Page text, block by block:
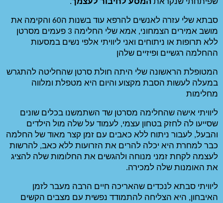
לעצמך.
סבתא שלי עזרה לאנשים להרפא עוד בשנות ה60 והקימה את
מושב אמירים הצמחוני, אמא שלי החלימה 3 פעמים מסרטן
ללא תרופות או ניתוחים ואני ליוויתי אלפי נשים במסעות
המטופלת הראשונה שלי היתה חולת סרטן שהחליטה להתגרש
במעלה לעשות הסבת מקצוע והיום היא מטפלת ומלווה
ליוויתי אישה שהחלימה מסרטן שד השתמשנו בכלים שונים
שסייעו לה לחזק בטחון עצמי, לעמוד על שלה מול הילדים
והבעל, לעבור ניתוח ללא כאבים עם זמן קצר מאוד של החלמה
כבר למחרת היא יכלה להרים את הזרועות ללא כאב, להרשות
לעצמה לקחת זמני מנוחה ולהגשים את החלומות שלה להציג
ליוויתי סבתא לנכדים שהאריכה חיים הרבה מעבר לזמן
האיבחון, היא הצליחה להתמודד נפשית עם מצבים הקשים